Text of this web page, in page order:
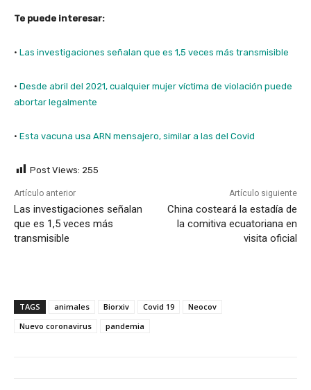
Te puede interesar:
· Las investigaciones señalan que es 1,5 veces más transmisible
· Desde abril del 2021, cualquier mujer víctima de violación puede
abortar legalmente
· Esta vacuna usa ARN mensajero, similar a las del Covid
Post Views: 255
Artículo anterior
Las investigaciones señalan
que es 1,5 veces más
transmisible
Artículo siguiente
China costeará la estadía de
la comitiva ecuatoriana en
visita oficial
TAGS animales Biorxiv Covid 19
Neocov
Nuevo coronavirus
pandemia